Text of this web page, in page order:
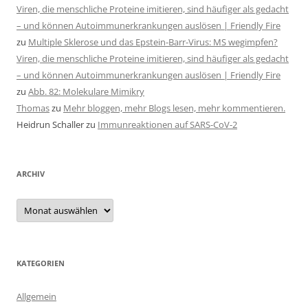
Viren, die menschliche Proteine imitieren, sind häufiger als gedacht
– und können Autoimmunerkrankungen auslösen | Friendly Fire
zu Multiple Sklerose und das Epstein-Barr-Virus: MS wegimpfen?
Viren, die menschliche Proteine imitieren, sind häufiger als gedacht
– und können Autoimmunerkrankungen auslösen | Friendly Fire
zu Abb. 82: Molekulare Mimikry
Thomaszu Mehr bloggen, mehr Blogs lesen, mehr kommentieren.
Heidrun Schallerzu Immunreaktionen auf SARS-CoV-2
ARCHIV
Archiv
KATEGORIEN
Allgemein